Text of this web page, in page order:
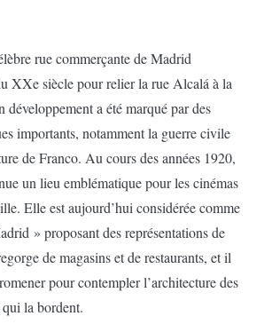
rue commerçante de Madrid
XXe siècle pour relier la rue Alcalá à la
développement a été marqué par des
importants, notamment la guerre civile
de Franco. Au cours des années 1920,
un lieu emblématique pour les cinémas
Elle est aujourd’hui considérée comme
» proposant des représentations de
de magasins et de restaurants, et il
pour contempler l’architecture des
la bordent.